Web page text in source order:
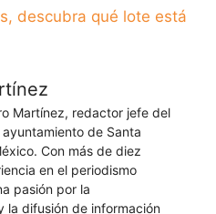
descubra qué lote está
Martínez, redactor jefe del
de Santa
Con más de diez
en el periodismo
pasión por la
la difusión de información